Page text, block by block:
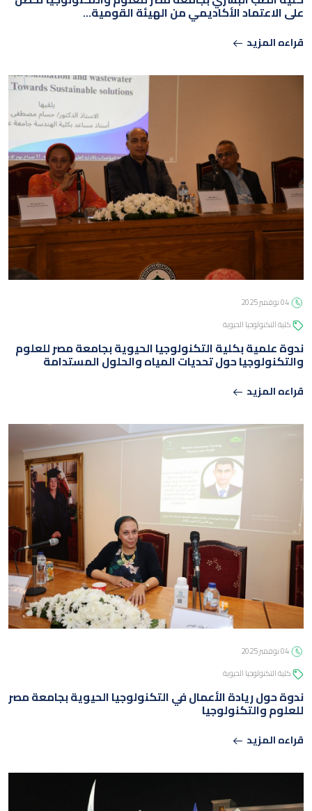
على الاعتماد الأكاديمي من الهيئة القومية…
قراءه المزيد
كلية التكنولوجيا الحيوية
ندوة علمية بكلية التكنولوجيا الحيوية بجامعة مصر للعلوم
والتكنولوجيا حول تحديات المياه والحلول المستدامة
قراءه المزيد
كلية التكنولوجيا الحيوية
ندوة حول ريادة الأعمال في التكنولوجيا الحيوية بجامعة مصر
للعلوم والتكنولوجيا
قراءه المزيد